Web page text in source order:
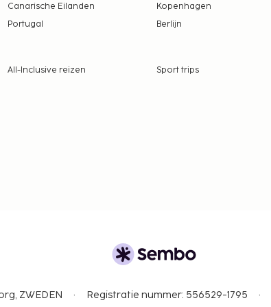
niet
Canarische Eilanden
Portugal
Kopenhagen
Berlijn
All-Inclusive reizen Sport trips
ZWEDEN Registratie nummer: 556529-1795